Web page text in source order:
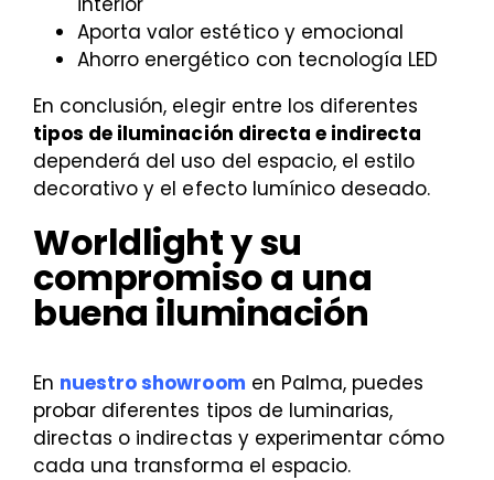
Aporta valor estético y emocional
Ahorro energético con tecnología LED
En conclusión, elegir entre los diferentes
tipos de iluminación directa e indirecta
dependerá del uso del espacio, el estilo
decorativo y el efecto lumínico deseado.
Worldlight y su
compromiso a una
buena iluminación
En nuestro showroom en Palma, puedes
probar diferentes tipos de luminarias,
directas o indirectas y experimentar cómo
cada una transforma el espacio.